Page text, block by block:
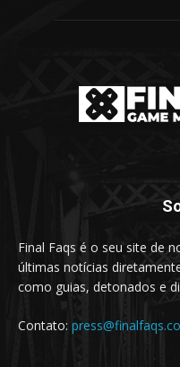
Final Faqs é o seu site de
últimas notícias
como guias, detonados e
Contato: